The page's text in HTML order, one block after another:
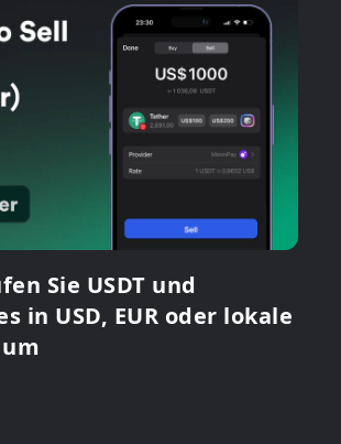
Sie USDT und
in USD, EUR oder lokale